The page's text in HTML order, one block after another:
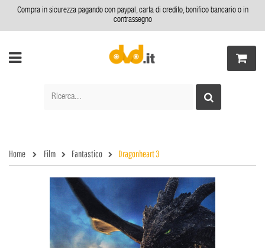
Compra in sicurezza pagando con paypal, carta di credito, bonifico bancario o in
contrassegno
Home Film Fantastico Dragonheart 3